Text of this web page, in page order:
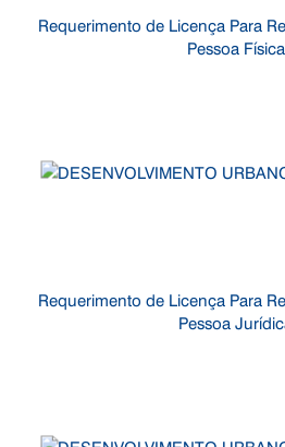
Requerimento de Licença Para
Pessoa Física
Requerimento de Licença Para
Pessoa